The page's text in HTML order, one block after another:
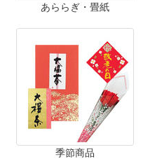
あららぎ・畳紙
季節商品